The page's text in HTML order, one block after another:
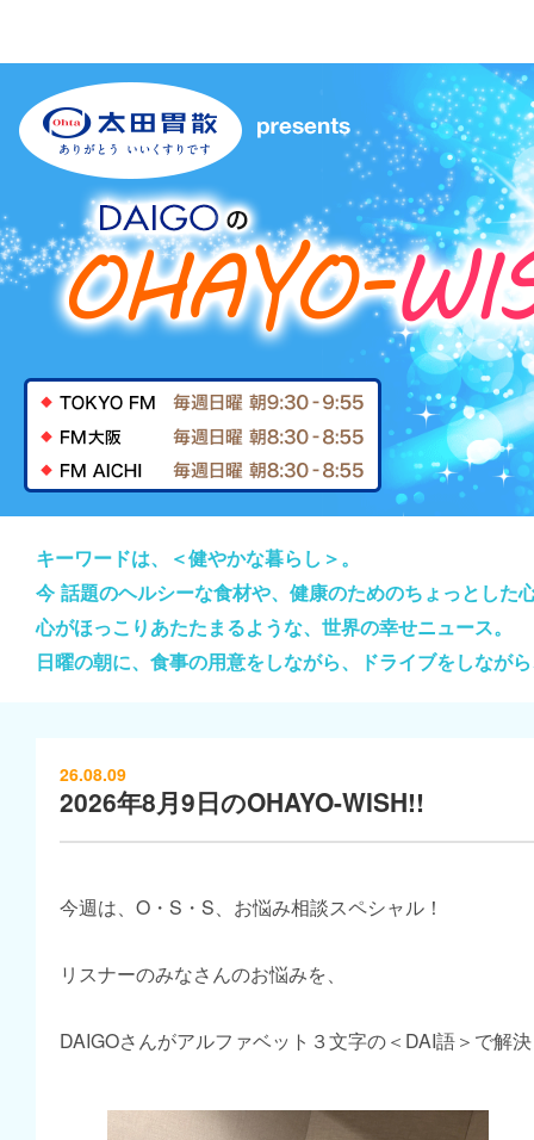
キーワードは、＜健やかな暮らし＞。
今 話題のヘルシーな食材や、健康のためのちょっとし
心がほっこりあたたまるような、世界の幸せニュース。
日曜の朝に、食事の用意をしながら、ドライブをしなが
26.08.09
2026年8月9日のOHAYO-WISH!!
今週は、O・S・S、お悩み相談スペシャル！
リスナーのみなさんのお悩みを、
DAIGOさんがアルファベット３文字の＜DAI語＞で解